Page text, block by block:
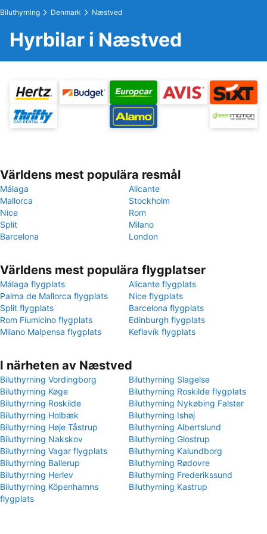
Biluthyrning Denmark Næstved
Hyrbilar i Næstved
Världens mest populära resmål
Málaga
Alicante
Mallorca
Stockholm
Nice
Rom
Split
Milano
Barcelona
London
Världens mest populära flygplatser
Málaga flygplats
Alicante flygplats
Palma de Mallorca flygplats
Nice flygplats
Split flygplats
Barcelona flygplats
Rom Fiumicino flygplats
Edinburgh flygplats
Milano Malpensa flygplats
Keflavík flygplats
I närheten av Næstved
Biluthyrning Vordingborg
Biluthyrning Slagelse
Biluthyrning Køge
Biluthyrning Roskilde flygplats
Biluthyrning Roskilde
Biluthyrning Nykøbing Falster
Biluthyrning Holbæk
Biluthyrning Ishøj
Biluthyrning Høje Tåstrup
Biluthyrning Albertslund
Biluthyrning Nakskov
Biluthyrning Glostrup
Biluthyrning Vagar flygplats
Biluthyrning Kalundborg
Biluthyrning Ballerup
Biluthyrning Rødovre
Biluthyrning Herlev
Biluthyrning Frederikssund
Biluthyrning Köpenhamns
flygplats
Biluthyrning Kastrup